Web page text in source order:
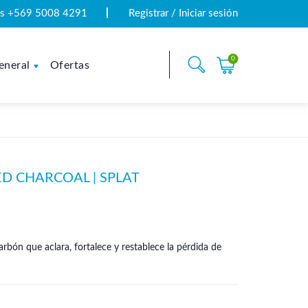
+569 5008 4291 Registrar / Iniciar sesión
Ofertas
0
CHARCOAL | SPLAT
que aclara, fortalece y restablece la pérdida de